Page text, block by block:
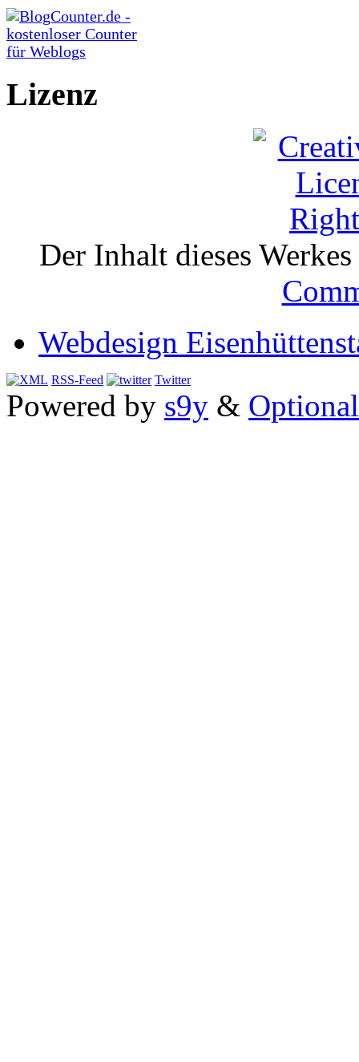
Lizenz
Der Inhalt dieses
Webdesign
RSS-Feed Twitter
Powered by s9y &